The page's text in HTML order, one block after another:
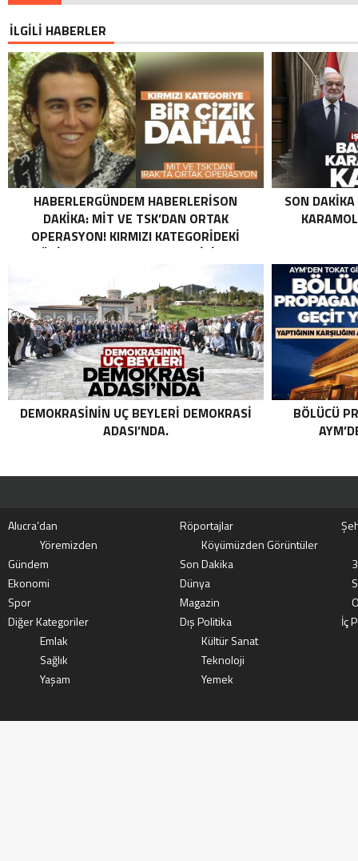
İLGİLİ HABERLER
HABERLERGÜNDEM HABERLERISON
DAKIKA: MİT VE TSK’DAN ORTAK
OPERASYON! KIRMIZI KATEGORIDEKI
TERÖRIST NAZLI TAŞPINAR ETKISIZ HALE
ORTAK OPERASYON! KIRMIZI
KATEGORIDEKI TERÖRIST NAZLI
TAŞPINAR ETKISIZ HALE GETIRILDI .
SON
DEMOKRASININ UÇ BEYLERI DEMOKRASI
ADASI’NDA.
BÖLÜCÜ
Alucra’dan Röportajlar
Yöremizden
Köyümüzden Görüntüler
Gündem
Son Dakika
Ekonomi
Dünya
Spor
Magazin
Diğer Kategoriler
Dış Politika
İç
Emlak
Kültür Sanat
Sağlık
Teknoloji
Yaşam
Yemek